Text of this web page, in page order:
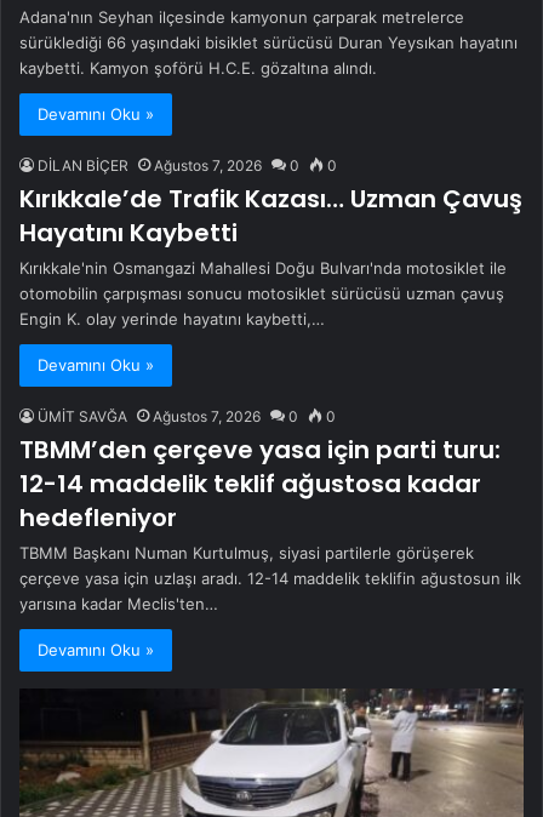
Adana'nın Seyhan ilçesinde kamyonun çarparak metrelerce
sürüklediği 66 yaşındaki bisiklet sürücüsü Duran Yeysıkan hayatını
kaybetti. Kamyon şoförü H.C.E. gözaltına alındı.
Devamını Oku »
DİLAN BİÇER Ağustos 7, 2026 0 0
Kırıkkale’de Trafik Kazası… Uzman Çavuş
Hayatını Kaybetti
Kırıkkale'nin Osmangazi Mahallesi Doğu Bulvarı'nda motosiklet ile
otomobilin çarpışması sonucu motosiklet sürücüsü uzman çavuş
Engin K. olay yerinde hayatını kaybetti,…
Devamını Oku »
ÜMİT SAVĞA Ağustos 7, 2026 0 0
TBMM’den çerçeve yasa için parti turu:
12-14 maddelik teklif ağustosa kadar
hedefleniyor
TBMM Başkanı Numan Kurtulmuş, siyasi partilerle görüşerek
çerçeve yasa için uzlaşı aradı. 12-14 maddelik teklifin ağustosun ilk
yarısına kadar Meclis'ten…
Devamını Oku »